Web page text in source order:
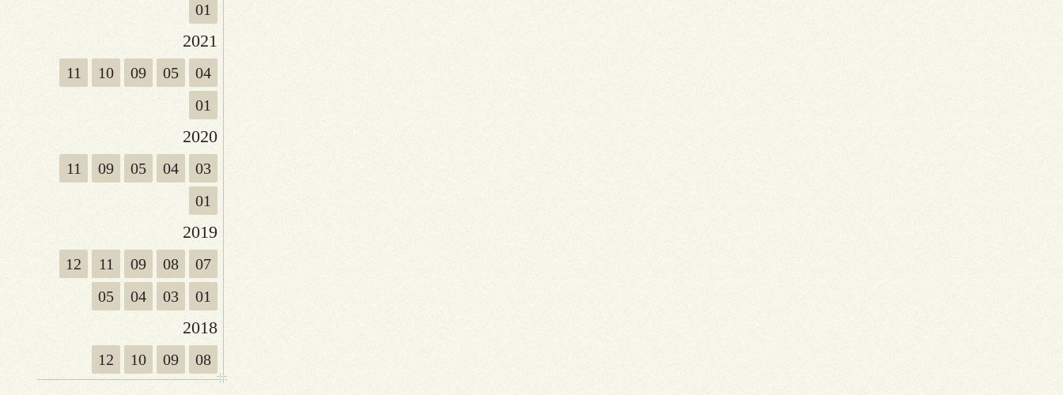
01
2021
11 10 09 05
04
01
2020
11 09 05 04
03
01
2019
12 11 09 08
07
05
04 03 01
2018
12 10 09 08